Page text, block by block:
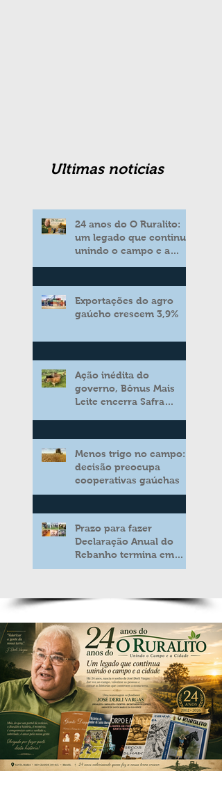
Ultimas noticias
24 anos do O Ruralito:
um legado que continua
unindo o campo e a
Exportações do agro
gaúcho crescem 3,9%
Ação inédita do
governo, Bônus Mais
Leite encerra Safra
aos produtores de leite
Menos trigo no campo:
decisão preocupa
cooperativas gaúchas
Prazo para fazer
Declaração Anual do
Rebanho termina em
duas semanas